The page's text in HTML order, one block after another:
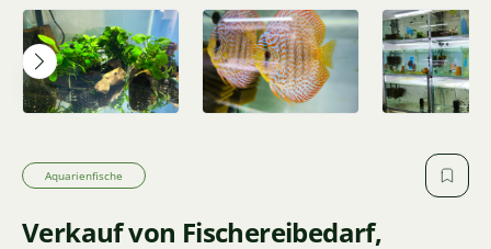
Aquarienfische
Verkauf von Fischereibedarf,